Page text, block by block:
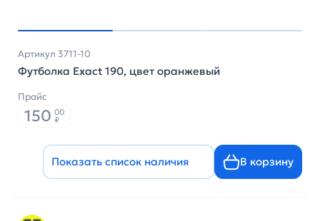
Артикул 3711-10
Футболка Exact 190, цвет оранжевый
Прайс
150 00
₽
Показать список наличия В корзину